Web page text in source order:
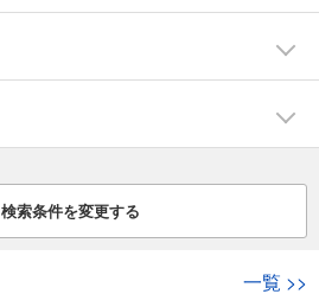
検索条件を変更する
一覧 >>